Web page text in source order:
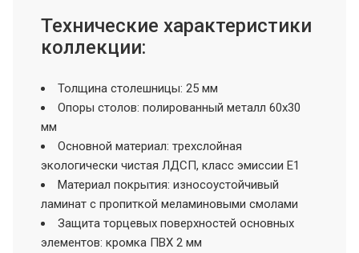
Технические характеристики
коллекции:
Толщина столешницы: 25 мм
Опоры столов: полированный металл 60х30
мм
Основной материал: трехслойная
экологически чистая ЛДСП, класс эмиссии Е1
Материал покрытия: износоустойчивый
ламинат с пропиткой меламиновыми смолами
Защита торцевых поверхностей основных
элементов: кромка ПВХ 2 мм